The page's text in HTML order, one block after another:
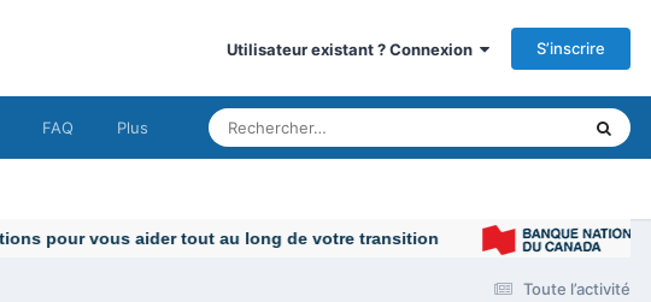
Utilisateur existant ? Connexion S’inscrire
FAQ Plus
Toute l’activité